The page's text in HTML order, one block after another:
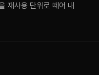
재사용 단위로 떼어 내